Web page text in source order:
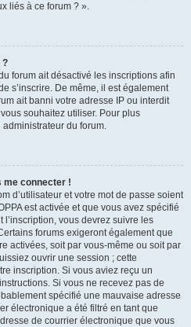
liés à ce forum ? ».
?
forum ait désactivé les inscriptions afin
s’inscrire. De même, il est également
ait banni votre adresse IP ou interdit
souhaitez utiliser. Pour plus
administrateur du forum.
me connecter !
d’utilisateur et votre mot de passe soient
est activée et que vous avez spécifié
vous devrez suivre les
forums exigeront également que
activées, soit par vous-même ou soit par
ouvrir une session ; cette
inscription. Si vous aviez reçu un
Si vous ne recevez pas de
spécifié une mauvaise adresse
électronique a été filtré en tant que
de courrier électronique que vous